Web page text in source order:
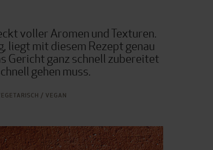
voller Aromen und Texturen.
liegt mit diesem Rezept genau
Gericht ganz schnell zubereitet
gehen muss.
/ VEGAN